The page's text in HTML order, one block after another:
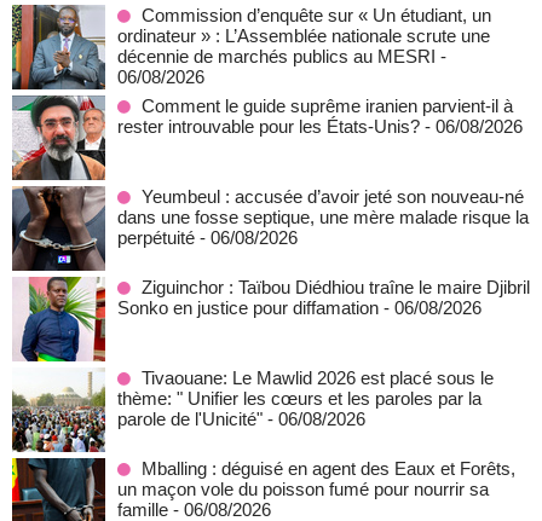
Commission d’enquête sur « Un étudiant, un
ordinateur » : L’Assemblée nationale scrute une
décennie de marchés publics au MESRI -
06/08/2026
Comment le guide suprême iranien parvient-il à
rester introuvable pour les États-Unis? - 06/08/2026
Yeumbeul : accusée d’avoir jeté son nouveau-né
dans une fosse septique, une mère malade risque la
perpétuité - 06/08/2026
Ziguinchor : Taïbou Diédhiou traîne le maire Djibril
Sonko en justice pour diffamation - 06/08/2026
Tivaouane: Le Mawlid 2026 est placé sous le
thème: " Unifier les cœurs et les paroles par la
parole de l'Unicité" - 06/08/2026
Mballing : déguisé en agent des Eaux et Forêts,
un maçon vole du poisson fumé pour nourrir sa
famille - 06/08/2026